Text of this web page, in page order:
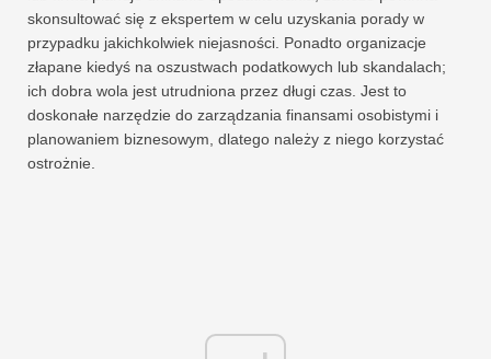
skonsultować się z ekspertem w celu uzyskania porady w
przypadku jakichkolwiek niejasności. Ponadto organizacje
złapane kiedyś na oszustwach podatkowych lub skandalach;
ich dobra wola jest utrudniona przez długi czas. Jest to
doskonałe narzędzie do zarządzania finansami osobistymi i
planowaniem biznesowym, dlatego należy z niego korzystać
ostrożnie.